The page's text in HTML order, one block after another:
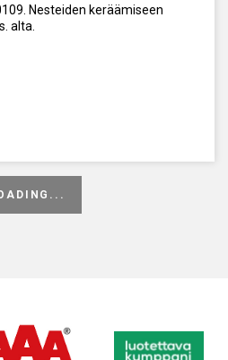
Nesteiden keräämiseen
alta.